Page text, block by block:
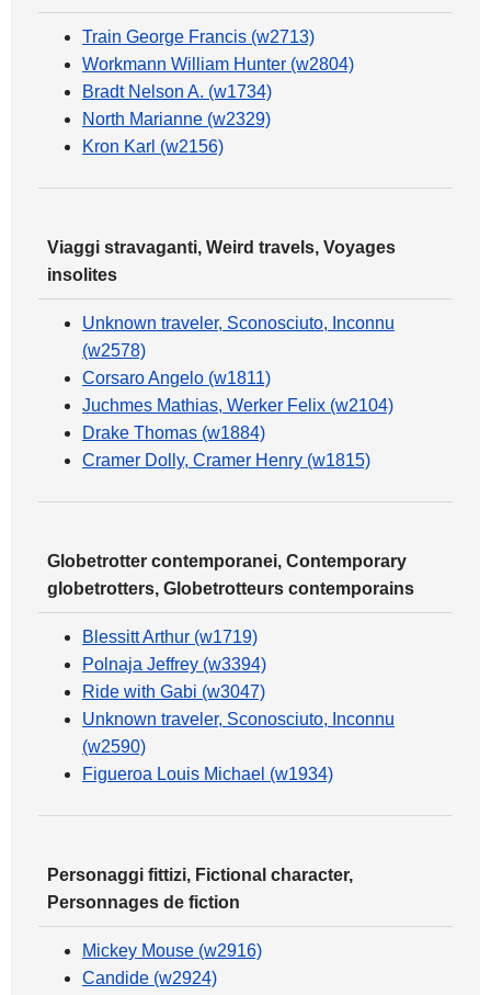
Train George Francis (w2713)
Workmann William Hunter (w2804)
Bradt Nelson A. (w1734)
North Marianne (w2329)
Kron Karl (w2156)
Viaggi stravaganti, Weird travels, Voyages
insolites
Unknown traveler, Sconosciuto, Inconnu
(w2578)
Corsaro Angelo (w1811)
Juchmes Mathias, Werker Felix (w2104)
Drake Thomas (w1884)
Cramer Dolly, Cramer Henry (w1815)
Globetrotter contemporanei, Contemporary
globetrotters, Globetrotteurs contemporains
Blessitt Arthur (w1719)
Polnaja Jeffrey (w3394)
Ride with Gabi (w3047)
Unknown traveler, Sconosciuto, Inconnu
(w2590)
Figueroa Louis Michael (w1934)
Personaggi fittizi, Fictional character,
Personnages de fiction
Mickey Mouse (w2916)
Candide (w2924)